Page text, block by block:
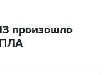
произошло